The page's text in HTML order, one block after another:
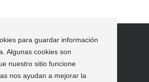
para guardar información
Algunas cookies son
nuestro sitio funcione
nos ayudan a mejorar la